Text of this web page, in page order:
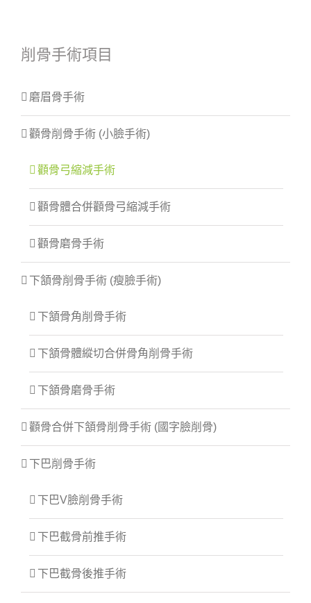
削骨手術項目
磨眉骨手術
顴骨削骨手術 (小臉手術)
顴骨弓縮減手術
顴骨體合併顴骨弓縮減手術
顴骨磨骨手術
下頷骨削骨手術 (瘦臉手術)
下頷骨角削骨手術
下頷骨體縱切合併骨角削骨手術
下頷骨磨骨手術
顴骨合併下頷骨削骨手術 (國字臉削骨)
下巴削骨手術
下巴V臉削骨手術
下巴截骨前推手術
下巴截骨後推手術